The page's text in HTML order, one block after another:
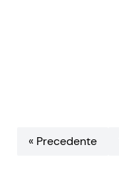
« Precedente